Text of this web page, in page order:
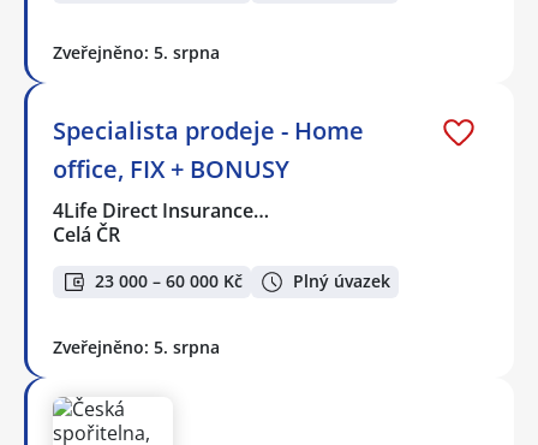
Zveřejněno: 5. srpna
Specialista prodeje - Home
office, FIX + BONUSY
4Life Direct Insurance…
Celá ČR
23 000 – 60 000 Kč Plný úvazek
Zveřejněno: 5. srpna